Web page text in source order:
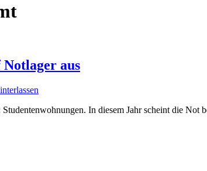
aus
In diesem Jahr scheint die